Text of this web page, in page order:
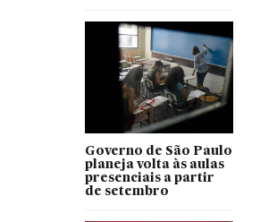
Governo de São Paulo
planeja volta às aulas
presenciais a partir
de setembro